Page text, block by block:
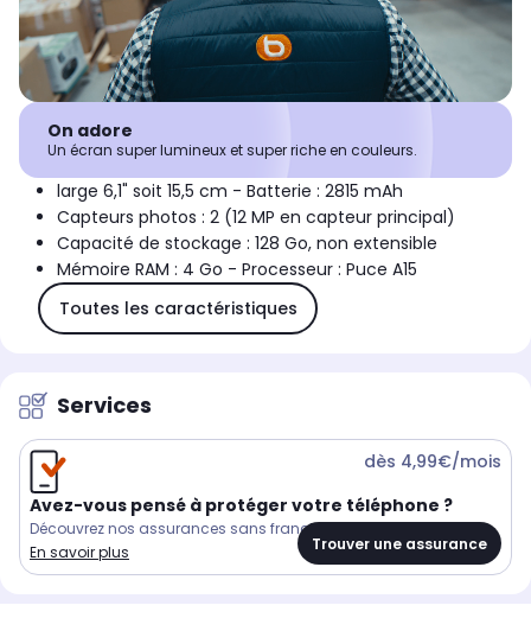
On adore
Un écran super lumineux et super riche en couleurs.
large 6,1" soit 15,5 cm - Batterie : 2815 mAh
Capteurs photos : 2 (12 MP en capteur principal)
Capacité de stockage : 128 Go, non extensible
Mémoire RAM : 4 Go - Processeur : Puce A15
Toutes les caractéristiques
Services
Avez-vous pensé à protéger votre téléphone ?
Découvrez nos assurances sans franchise
En savoir plus
dès 4,99€/mois
Trouver une assurance